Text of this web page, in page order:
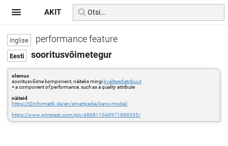
performance feature
sooritusvõimetegur
olemus
sooritusvõime komponent, näiteks mingi kvaliteediatribuut
=a component of performance, such as a quality attribute
näiteid
https://t2informatik.de/en/smartpedia/kano-model/
https://www.pinterest.com/pin/486811040971889335/
AKIT